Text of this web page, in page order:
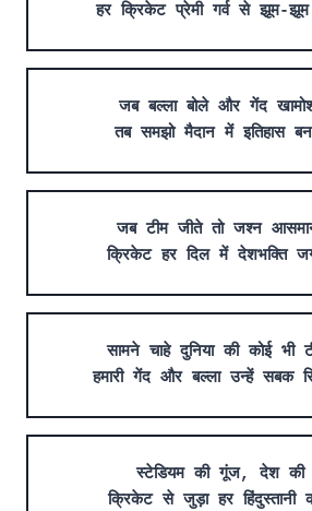
हर क्रिकेट प्रेमी गर्व से झूम-
जब बल्ला बोले और गेंद
तब समझो मैदान में इतिहास
जब टीम जीते तो जश्न
क्रिकेट हर दिल में देशभक्ति
सामने चाहे दुनिया की कोई भी
हमारी गेंद और बल्ला उन्हें सबक
स्टेडियम की गूंज, देश की
क्रिकेट से जुड़ा हर हिंदुस्तानी